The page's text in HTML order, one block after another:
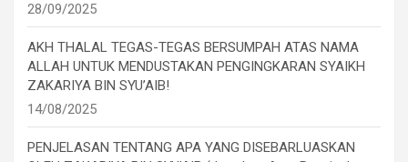
28/09/2025
AKH THALAL TEGAS-TEGAS BERSUMPAH ATAS NAMA
ALLAH UNTUK MENDUSTAKAN PENGINGKARAN SYAIKH
ZAKARIYA BIN SYU’AIB!
14/08/2025
PENJELASAN TENTANG APA YANG DISEBARLUASKAN